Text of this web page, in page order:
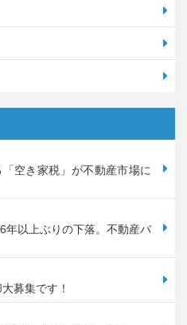
空き家税」が不動産市場に
年以上ぶりの下落。不動産バ
募集です！